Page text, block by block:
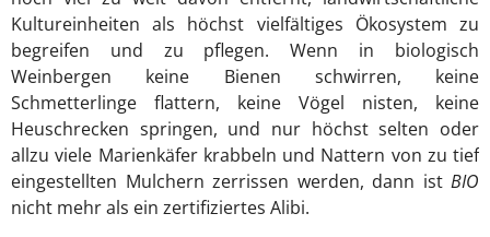
Kultureinheiten als höchst vielfältiges Ökosystem zu
begreifen und zu pflegen. Wenn in biologisch
Weinbergen keine Bienen schwirren, keine
Schmetterlinge flattern, keine Vögel nisten, keine
Heuschrecken springen, und nur höchst selten oder
allzu viele Marienkäfer krabbeln und Nattern von zu tief
eingestellten Mulchern zerrissen werden, dann ist BIO
nicht mehr als ein zertifiziertes Alibi.